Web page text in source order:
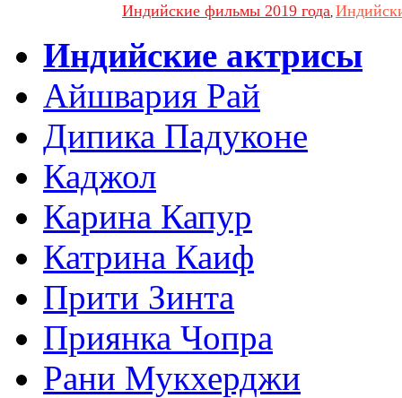
Индийские фильмы 2019 года,
Индийские актрисы
Айшвария Рай
Дипика Падуконе
Каджол
Карина Капур
Катрина Каиф
Прити Зинта
Приянка Чопра
Рани Мукхерджи